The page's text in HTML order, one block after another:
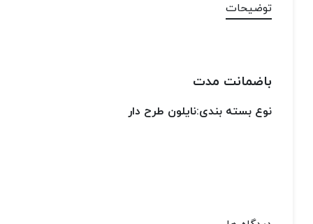
توضیحات
باضمانت مدت
نوع بسته بندی:نایلون طرح دار